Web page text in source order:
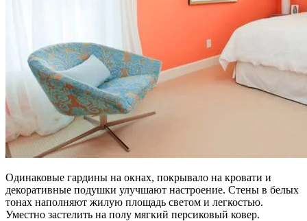
Одинаковые гардины на окнах, покрывало на кровати и
декоративные подушки улучшают настроение. Стены в белых
тонах наполняют жилую площадь светом и легкостью.
Уместно застелить на полу мягкий персиковый ковер.